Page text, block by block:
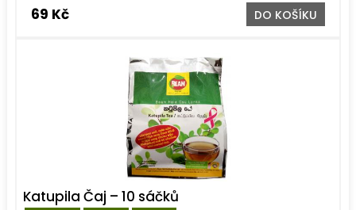
69 Kč DO KOŠÍKU
Katupila Čaj – 10 sáčků